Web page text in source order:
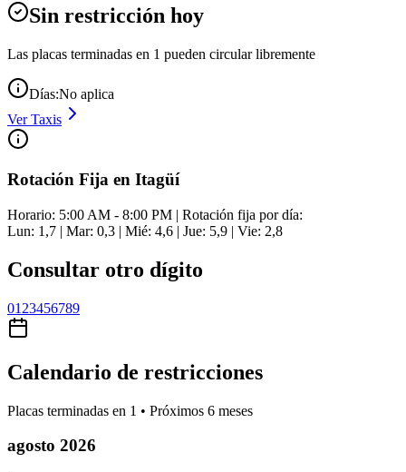
Sin restricción hoy
Las placas terminadas en 1 pueden circular libremente
Días:No aplica
VerTaxis
Rotación Fija en Itagüí
Horario: 5:00 AM - 8:00 PM | Rotación fija por día:
Lun: 1,7 | Mar: 0,3 | Mié: 4,6 | Jue: 5,9 | Vie: 2,8
Consultar otro dígito
01 23456789
Calendario de restricciones
Placas terminadas en 1 • Próximos 6 meses
agosto 2026